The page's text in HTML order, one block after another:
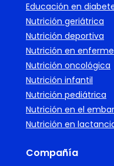
Educación en
Nutrición geriátrica
Nutrición deportiva
Nutrición en
Nutrición oncológica
Nutrición infantil
Nutrición pediátrica
Nutrición en el
Nutrición en
Compañía